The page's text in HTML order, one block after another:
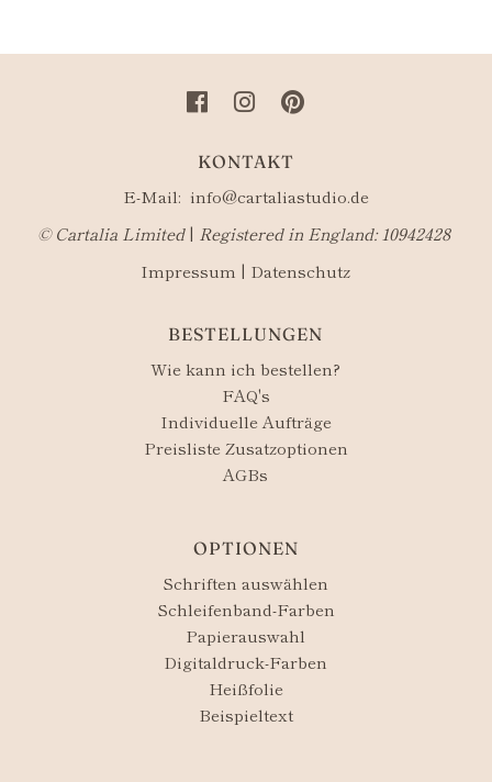
KONTAKT
E-Mail: info@cartaliastudio.de
©​ Cartalia Limited| Registered in England: 10942428
Impressum | Datenschutz
BESTELLUNGEN
Wie kann ich bestellen?
FAQ's
Individuelle Aufträge
Preisliste Zusatzoptionen
AGBs
OPTIONEN
Schriften auswählen
Schleifenband-Farben
Papierauswahl
Digitaldruck-Farben
Heißfolie
Beispieltext